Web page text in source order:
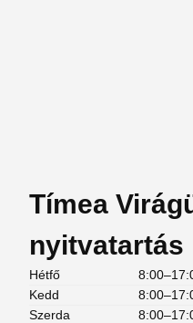
Tímea
nyitvatartás
Hétfő
Kedd
Szerda